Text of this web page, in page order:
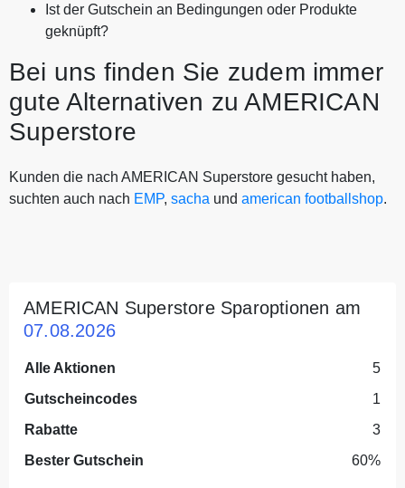
Ist der Gutschein an Bedingungen oder Produkte
geknüpft?
Bei uns finden Sie zudem immer
gute Alternativen zu AMERICAN
Superstore
Kunden die nach AMERICAN Superstore gesucht haben,
suchten auch nach EMP, sacha und american footballshop.
AMERICAN Superstore Sparoptionen am
07.08.2026
Alle Aktionen
5
Gutscheincodes
1
Rabatte
3
Bester Gutschein
60%